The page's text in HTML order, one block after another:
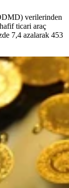
verilerinden
ticari araç
7,4 azalarak 453